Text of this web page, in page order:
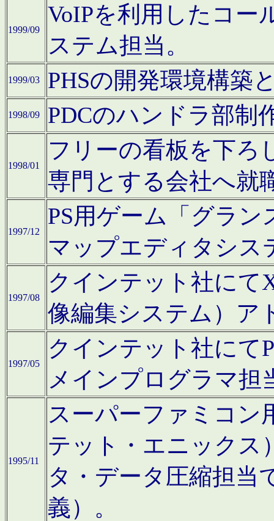
1999/09
VoIPを利用したコー
ステム担当。
1999/03 PHSの開発環境構築
1998/09 PDCのハンドラ部制
1998/01
フリーの看板を下ろ
専門とする会社へ就
1997/12
PS用ゲーム「グラン
マップエディタシス
1997/08
クインテット社にて
像編集システム）ア
1997/05
クインテット社にて
メインプログラマ担
1995/11
スーパーファミコン
テット・エニックス
タ・データ圧縮担当
義）。